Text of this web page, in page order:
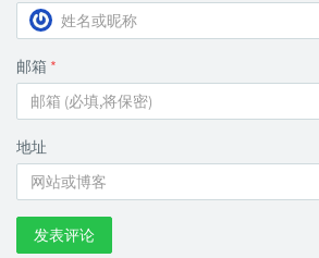
邮箱 *
地址
发表评论